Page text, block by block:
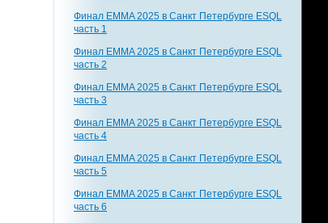
Финал EMMA 2025 в Санкт Петербурге ESQL
часть 1
Финал EMMA 2025 в Санкт Петербурге ESQL
часть 2
Финал EMMA 2025 в Санкт Петербурге ESQL
часть 3
Финал EMMA 2025 в Санкт Петербурге ESQL
часть 4
Финал EMMA 2025 в Санкт Петербурге ESQL
часть 5
Финал EMMA 2025 в Санкт Петербурге ESQL
часть 6